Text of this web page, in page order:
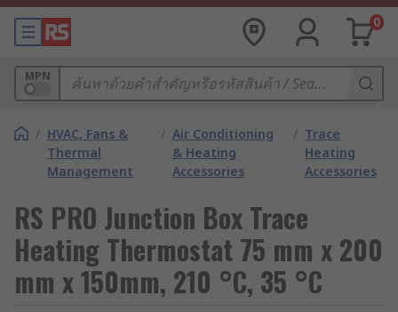
0
MPN
/ HVAC, Fans &
Thermal
Management
/ Air Conditioning
& Heating
Accessories
/ Trace
Heating
Accessories
RS PRO Junction Box Trace
Heating Thermostat 75 mm x 200
mm x 150mm, 210 °C, 35 °C